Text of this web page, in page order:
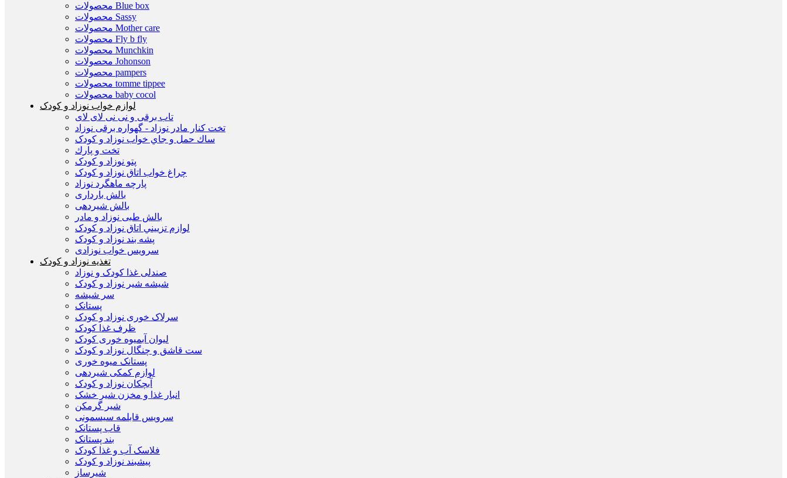
محصولات Blue box
محصولات Sassy
محصولات Mother care
محصولات Fly b fly
محصولات Munchkin
محصولات Johonson
محصولات pampers
محصولات tomme tippee
محصولات baby cocol
لوازم خواب نوزاد و کودک
تاب برقی و نی نی لای لای
تخت كنار مادر نوزاد - گهواره برقی نوزاد
ساك حمل و جاي خواب نوزاد و کودک
تخت و پارك
پتو نوزاد و کودک
چراغ خواب اتاق نوزاد و کودک
پارچه ماهگرد نوزاد
بالش بارداری
بالش شیردهی
بالش طبی نوزاد و مادر
لوازم تزييني اتاق نوزاد و کودک
پشه بند نوزاد و کودک
سرويس خواب نوزادی
تغذیه نوزاد و کودک
صندلی غذا کودک و نوزاد
شیشه شیر نوزاد و کودک
سر شیشه
پستانک
سرلاک خوری نوزاد و کودک
ظرف غذا کودک
لیوان آبمیوه خوری کودک
ست قاشق و چنگال نوزاد و کودک
پستانک میوه خوری
لوازم کمکی شیردهی
آبچکان نوزاد و کودک
انبار غذا و مخزن شیر خشک
شیر گرمکن
سرویس قابلمه سیسمونی
قاب پستانک
بند پستانک
فلاسک آب و غذا کودک
پیشبند نوزاد و کودک
شیرساز